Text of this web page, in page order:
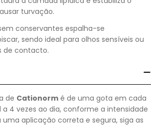
turvação.
conservantes espalha-se
sendo ideal para olhos sensíveis ou
de contacto.
de Cationorm é de uma gota em cada
a 4 vezes ao dia, conforme a intensidade
aplicação correta e segura, siga as